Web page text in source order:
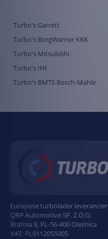
Turbo's Garrett
Turbo's BorgWarner KKK
Turbo's Mitsubishi
Turbo's IHI
Turbo's BMTS Bosch-Mahle
Europese turbolader leverancier
QRP Automotive SP. Z O.O.
Bratnia 8, PL-56-400 Oleśnica
VAT: PL9112055005